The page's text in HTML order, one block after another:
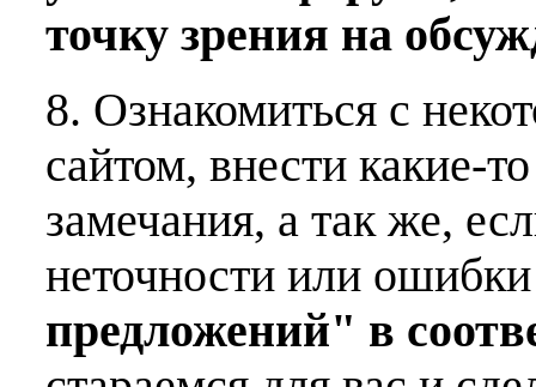
точку зрения на
8. Ознакомиться с
сайтом, внести какие-
замечания, а так же,
неточности или
предложений" в